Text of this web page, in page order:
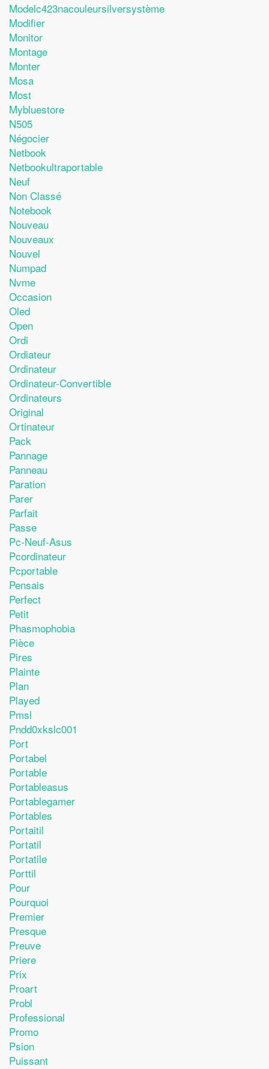
Modelc423nacouleursilversystème
Modifier
Monitor
Montage
Monter
Mosa
Most
Mybluestore
N505
Négocier
Netbook
Netbookultraportable
Neuf
Non Classé
Notebook
Nouveau
Nouveaux
Nouvel
Numpad
Nvme
Occasion
Oled
Open
Ordi
Ordiateur
Ordinateur
Ordinateur-Convertible
Ordinateurs
Original
Ortinateur
Pack
Pannage
Panneau
Paration
Parer
Parfait
Passe
Pc-Neuf-Asus
Pcordinateur
Pcportable
Pensais
Perfect
Petit
Phasmophobia
Pièce
Pires
Plainte
Plan
Played
Pmsl
Pndd0xkslc001
Port
Portabel
Portable
Portableasus
Portablegamer
Portables
Portaitil
Portatil
Portatile
Porttil
Pour
Pourquoi
Premier
Presque
Preuve
Priere
Prix
Proart
Probl
Professional
Promo
Psion
Puissant